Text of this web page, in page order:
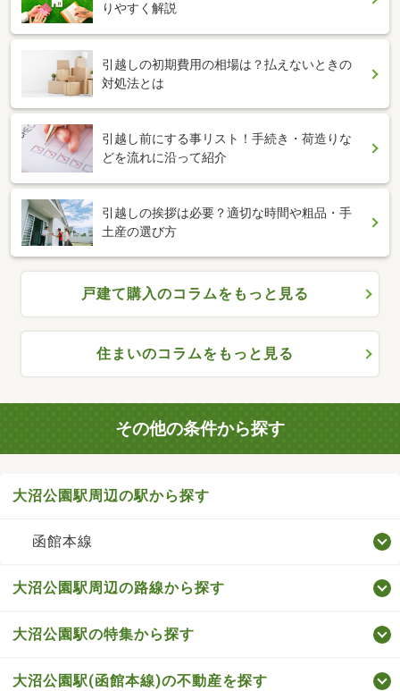
りやすく解説
引越しの初期費用の相場は？払えないときの
対処法とは
引越し前にする事リスト！手続き・荷造りな
どを流れに沿って紹介
引越しの挨拶は必要？適切な時間や粗品・手
土産の選び方
戸建て購入のコラムをもっと見る
住まいのコラムをもっと見る
その他の条件から探す
大沼公園駅周辺の駅から探す
函館本線
大沼公園駅周辺の路線から探す
大沼公園駅の特集から探す
大沼公園駅(函館本線)の不動産を探す